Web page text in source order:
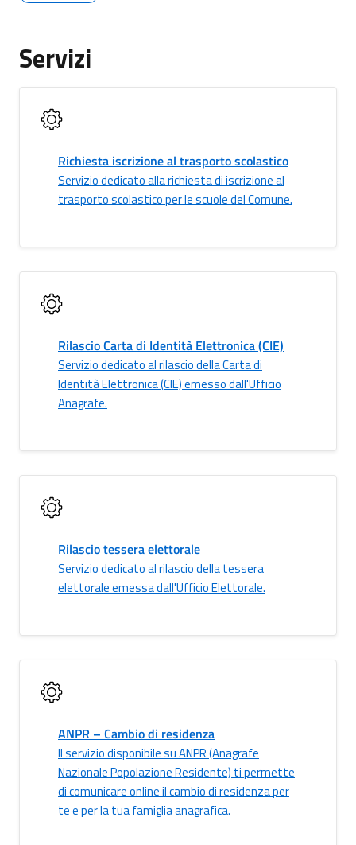
Servizi
Richiesta iscrizione al trasporto scolastico
Servizio dedicato alla richiesta di iscrizione al
trasporto scolastico per le scuole del Comune.
Rilascio Carta di Identità Elettronica (CIE)
Servizio dedicato al rilascio della Carta di
Identità Elettronica (CIE) emesso dall'Ufficio
Anagrafe.
Rilascio tessera elettorale
Servizio dedicato al rilascio della tessera
elettorale emessa dall'Ufficio Elettorale.
ANPR – Cambio di residenza
Il servizio disponibile su ANPR (Anagrafe
Nazionale Popolazione Residente) ti permette
di comunicare online il cambio di residenza per
te e per la tua famiglia anagrafica.